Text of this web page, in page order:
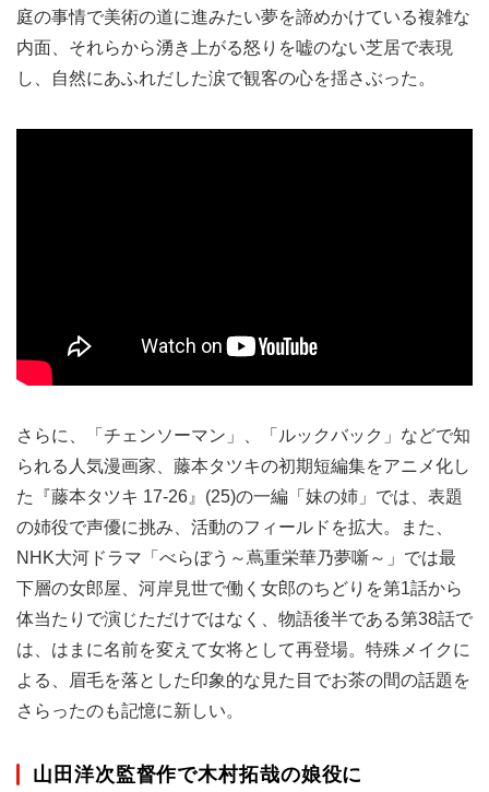
庭の事情で美術の道に進みたい夢を諦めかけている複雑な
内面、それらから湧き上がる怒りを嘘のない芝居で表現
し、自然にあふれだした涙で観客の心を揺さぶった。
さらに、「チェンソーマン」、「ルックバック」などで知
られる人気漫画家、藤本タツキの初期短編集をアニメ化し
た『藤本タツキ 17-26』(25)の一編「妹の姉」では、表題
の姉役で声優に挑み、活動のフィールドを拡大。また、
NHK大河ドラマ「べらぼう～蔦重栄華乃夢噺～」では最
下層の女郎屋、河岸見世で働く女郎のちどりを第1話から
体当たりで演じただけではなく、物語後半である第38話で
は、はまに名前を変えて女将として再登場。特殊メイクに
よる、眉毛を落とした印象的な見た目でお茶の間の話題を
さらったのも記憶に新しい。
山田洋次監督作で木村拓哉の娘役に